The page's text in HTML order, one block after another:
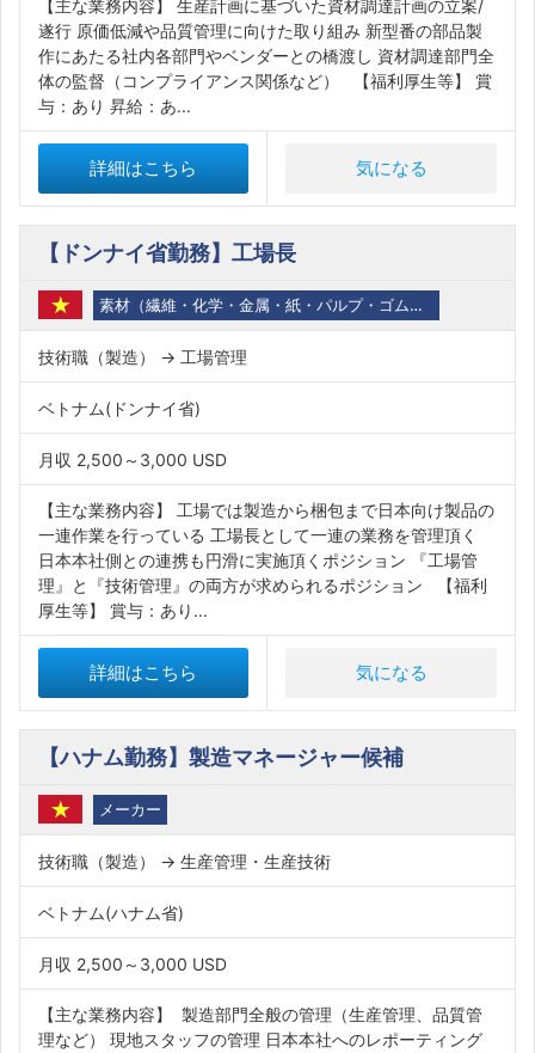
【主な業務内容】 生産計画に基づいた資材調達計画の立案/
遂行 原価低減や品質管理に向けた取り組み 新型番の部品製
作にあたる社内各部門やベンダーとの橋渡し 資材調達部門全
体の監督（コンプライアンス関係など） 【福利厚生等】 賞
与：あり 昇給：あ...
詳細はこちら 気になる
【ドンナイ省勤務】工場長
素材（繊維・化学・金属・紙・パルプ・ゴム・石油・バイオ）
技術職（製造） → 工場管理
ベトナム(ドンナイ省)
月収 2,500～3,000 USD
【主な業務内容】 工場では製造から梱包まで日本向け製品の
一連作業を行っている 工場長として一連の業務を管理頂く
日本本社側との連携も円滑に実施頂くポジション 『工場管
理』と『技術管理』の両方が求められるポジション 【福利
厚生等】 賞与：あり...
詳細はこちら 気になる
【ハナム勤務】製造マネージャー候補
メーカー
技術職（製造） → 生産管理・生産技術
ベトナム(ハナム省)
月収 2,500～3,000 USD
【主な業務内容】 製造部門全般の管理（生産管理、品質管
理など） 現地スタッフの管理 日本本社へのレポーティング